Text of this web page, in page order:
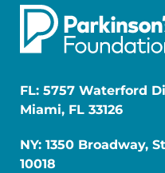
FL: 5757 Waterford
Miami, FL 33126
NY: 1350 Broadway,
10018